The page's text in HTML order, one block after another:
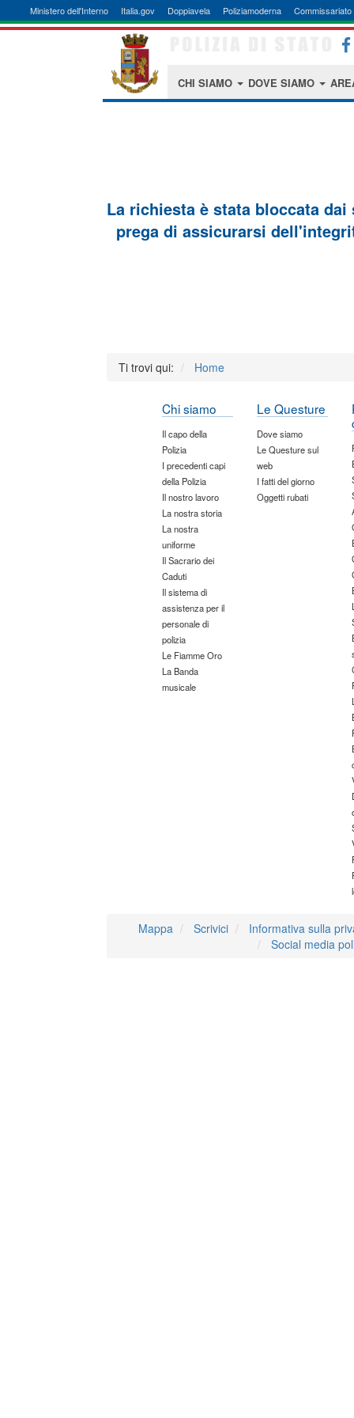
Ministero dell'Interno Italia.gov Doppiavela Poliziamoderna Commissariato
CHI SIAMO DOVE SIAMO
La richiesta è stata bloccata
prega di assicurarsi
Ti trovi qui: Home
Chi siamo
Il capo della
Polizia
I precedenti capi
della Polizia
Il nostro lavoro
La nostra storia
La nostra
uniforme
Il Sacrario dei
Caduti
Il sistema di
assistenza per il
personale di
polizia
Le Fiamme Oro
La Banda
musicale
Le Questure
Dove siamo
Le Questure sul
web
I fatti del giorno
Oggetti rubati
Mappa Scrivici
Informativa sulla
Social media